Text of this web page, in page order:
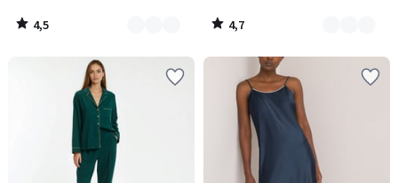
4,5
/
4,7
/